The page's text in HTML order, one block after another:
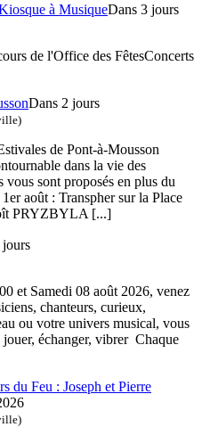
à MusiqueDans 3 jours
de l'Office des FêtesConcerts
Dans 2 jours
de Pont-à-Mousson
dans la vie des
sont proposés en plus du
août : Transpher sur la Place
PRYZBYLA [...]
et Samedi 08 août 2026, venez
chanteurs, curieux,
ou votre univers musical, vous
échanger, vibrer Chaque
du Feu : Joseph et Pierre